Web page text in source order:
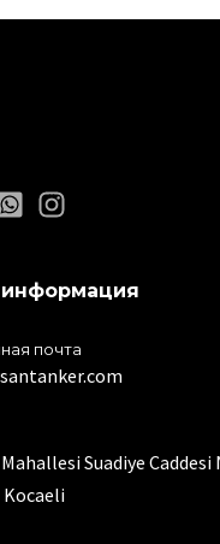
информация
почта
Suadiye Caddesi